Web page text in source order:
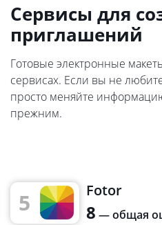
Сервисы для
приглашений
Готовые электронные
сервисах. Если вы не
просто меняйте
прежним.
5 Fotor
8 — общая